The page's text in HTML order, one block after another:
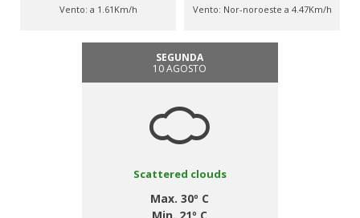
Vento: a 1.61Km/h Vento: Nor-noroeste a 4.47Km/h
SEGUNDA
10 AGOSTO
Scattered clouds
Max. 30º C